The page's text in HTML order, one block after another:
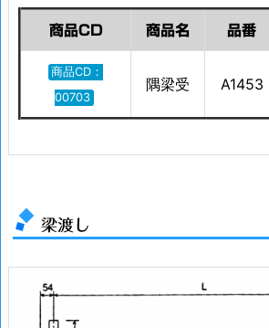
商品CD 商品名 品番
商品CD：
00703
隅梁受 A1453
梁渡し